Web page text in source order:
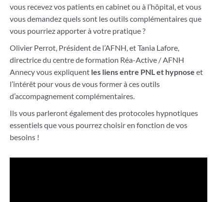
vous recevez vos patients en cabinet ou à l’hôpital, et vous
vous demandez quels sont les outils complémentaires que
vous pourriez apporter à votre pratique ?
Olivier Perrot, Président de l’AFNH, et Tania Lafore,
directrice du centre de formation Réa-Active / AFNH
Annecy vous expliquent les liens entre PNL et hypnose et
l’intérêt pour vous de vous former à ces outils
d’accompagnement complémentaires.
Ils vous parleront également des protocoles hypnotiques
essentiels que vous pourrez choisir en fonction de vos
besoins !